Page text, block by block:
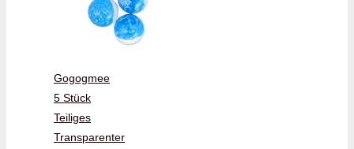
Gogogmee
5 Stück
Teiliges
Transparenter